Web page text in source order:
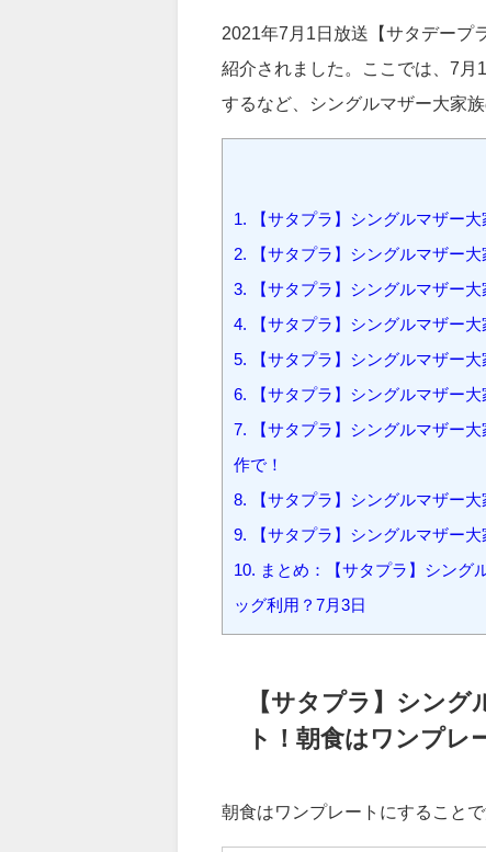
するなど、シングルマザー大家
まとめ：【サタプラ】シング
ッグ利用？7月3日
【サタプラ】シング